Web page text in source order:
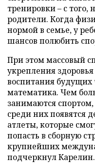
тренировки – с того,
родители. Когда
нормой в семье, у
шансов полюбить
При этом массовый
укрепления
воспитания будущих
математика. Чем
занимаются
среди них появятся
атлеты, которые
попасть в сборную
крупнейших
подчеркнул Карелин.